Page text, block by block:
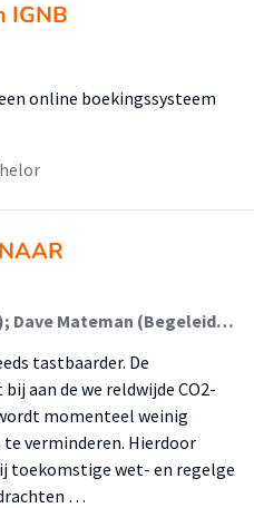
IGNB
online boekingssysteem
Jarno Modderkolk (Student); Dave Mateman (Begeleider)
tastbaarder. De
aan de we reldwijde CO2-
momenteel weinig
verminderen. Hierdoor
toekomstige wet- en regelge
…